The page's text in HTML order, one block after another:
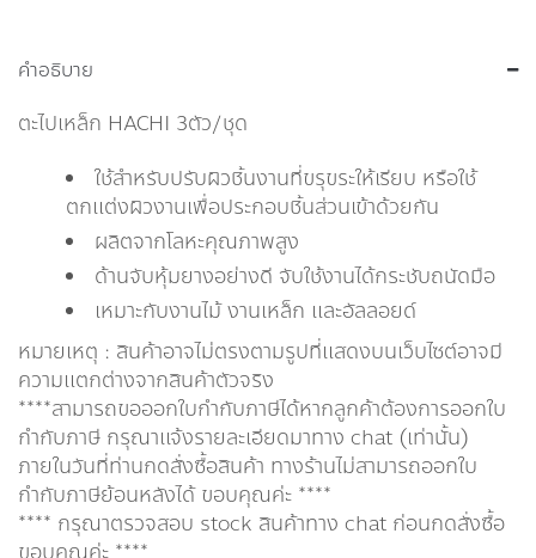
คำอธิบาย
ตะไปเหล็ก HACHI 3ตัว/ชุด
ใช้สำหรับปรับผิวชิ้นงานที่ขรุขระให้เรียบ หรือใช้
ตกแต่งผิวงานเพื่อประกอบชิ้นส่วนเข้าด้วยกัน
ผลิตจากโลหะคุณภาพสูง
ด้านจับหุ้มยางอย่างดี จับใช้งานได้กระชับถนัดมือ
เหมาะกับงานไม้ งานเหล็ก และอัลลอยด์
หมายเหตุ : สินค้าอาจไม่ตรงตามรูปที่แสดงบนเว็บไซต์อาจมี
ความแตกต่างจากสินค้าตัวจริง
****สามารถขอออกใบกำกับภาษีได้หากลูกค้าต้องการออกใบ
กำกับภาษี กรุณาเเจ้งรายละเอียดมาทาง chat (เท่านั้น)
ภายในวันที่ท่านกดสั่งซื้อสินค้า ทางร้านไม่สามารถออกใบ
กำกับภาษีย้อนหลังได้ ขอบคุณค่ะ ****
**** กรุณาตรวจสอบ stock สินค้าทาง chat ก่อนกดสั่งซื้อ